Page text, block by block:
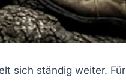
sich ständig weiter. Für